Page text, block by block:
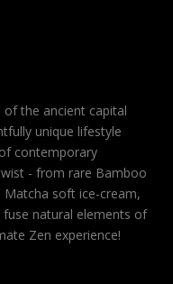
the ancient capital
unique lifestyle
contemporary
- from rare Bamboo
soft ice-cream,
natural elements of
Zen experience!